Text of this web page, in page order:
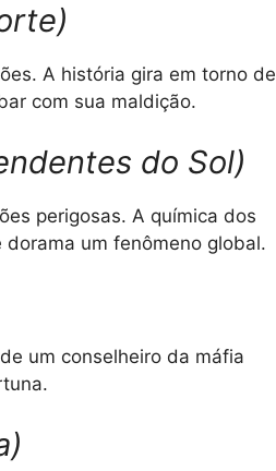
A história gira em torno de
com sua maldição.
do Sol)
perigosas. A química dos
um fenômeno global.
um conselheiro da máfia